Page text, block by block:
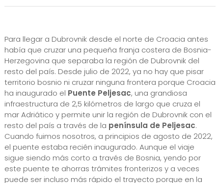
Para llegar a Dubrovnik desde el norte de Croacia antes
había que cruzar una pequeña franja costera de Bosnia-
Herzegovina que separaba la región de Dubrovnik del
resto del país. Desde julio de 2022, ya no hay que pisar
territorio bosnio ni cruzar ninguna frontera porque Croacia
ha inaugurado el Puente Peljesac, una grandiosa
infraestructura de 2,5 kilómetros de largo que cruza el
mar Adriático y permite unir la región de Dubrovnik con el
resto del país a través de la península de Peljesac.
Cuando fuimos nosotros, a principios de agosto de 2022,
el puente estaba recién inaugurado. Aunque el viaje
sigue siendo más corto a través de Bosnia, yendo por
este puente te ahorras trámites fronterizos y a veces
puede ser incluso más rápido el trayecto porque en la